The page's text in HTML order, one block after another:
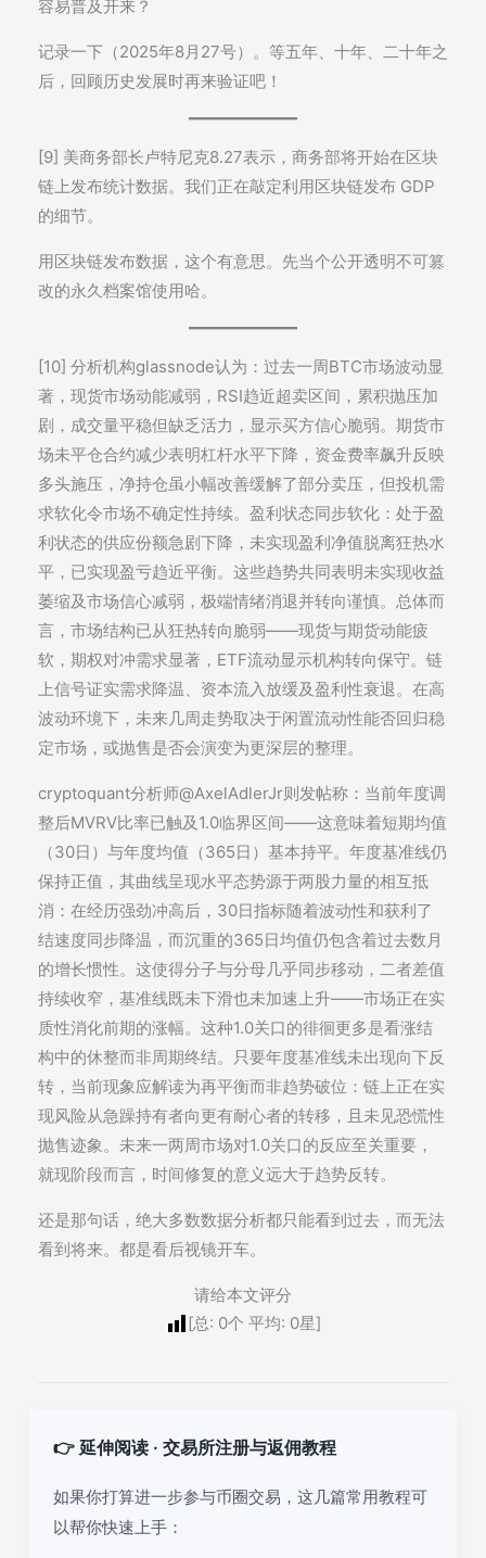
容易普及开来？
记录一下（2025年8月27号）。等五年、十年、二十年之
后，回顾历史发展时再来验证吧！
[9] 美商务部长卢特尼克8.27表示，商务部将开始在区块
链上发布统计数据。我们正在敲定利用区块链发布 GDP
的细节。
用区块链发布数据，这个有意思。先当个公开透明不可篡
改的永久档案馆使用哈。
[10] 分析机构glassnode认为：过去一周BTC市场波动显
著，现货市场动能减弱，RSI趋近超卖区间，累积抛压加
剧，成交量平稳但缺乏活力，显示买方信心脆弱。期货市
场未平仓合约减少表明杠杆水平下降，资金费率飙升反映
多头施压，净持仓虽小幅改善缓解了部分卖压，但投机需
求软化令市场不确定性持续。盈利状态同步软化：处于盈
利状态的供应份额急剧下降，未实现盈利净值脱离狂热水
平，已实现盈亏趋近平衡。这些趋势共同表明未实现收益
萎缩及市场信心减弱，极端情绪消退并转向谨慎。总体而
言，市场结构已从狂热转向脆弱——现货与期货动能疲
软，期权对冲需求显著，ETF流动显示机构转向保守。链
上信号证实需求降温、资本流入放缓及盈利性衰退。在高
波动环境下，未来几周走势取决于闲置流动性能否回归稳
定市场，或抛售是否会演变为更深层的整理。
cryptoquant分析师@AxelAdlerJr则发帖称：当前年度调
整后MVRV比率已触及1.0临界区间——这意味着短期均值
（30日）与年度均值（365日）基本持平。年度基准线仍
保持正值，其曲线呈现水平态势源于两股力量的相互抵
消：在经历强劲冲高后，30日指标随着波动性和获利了
结速度同步降温，而沉重的365日均值仍包含着过去数月
的增长惯性。这使得分子与分母几乎同步移动，二者差值
持续收窄，基准线既未下滑也未加速上升——市场正在实
质性消化前期的涨幅。这种1.0关口的徘徊更多是看涨结
构中的休整而非周期终结。只要年度基准线未出现向下反
转，当前现象应解读为再平衡而非趋势破位：链上正在实
现风险从急躁持有者向更有耐心者的转移，且未见恐慌性
抛售迹象。未来一两周市场对1.0关口的反应至关重要，
就现阶段而言，时间修复的意义远大于趋势反转。
还是那句话，绝大多数数据分析都只能看到过去，而无法
看到将来。都是看后视镜开车。
请给本文评分
[总: 0个 平均: 0星]
👉 延伸阅读 · 交易所注册与返佣教程
如果你打算进一步参与币圈交易，这几篇常用教程可
以帮你快速上手：